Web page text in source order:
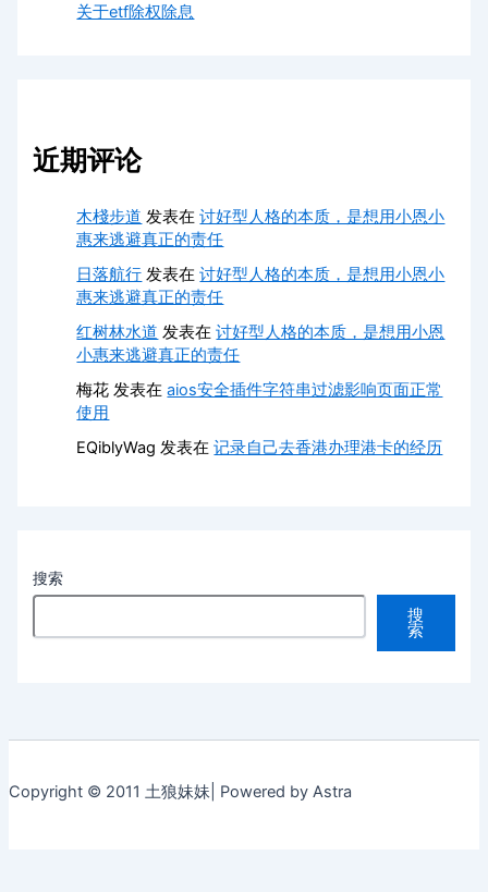
关于etf除权除息
近期评论
木棧步道 发表在讨好型人格的本质，是想用小恩小
惠来逃避真正的责任
日落航行 发表在讨好型人格的本质，是想用小恩小
惠来逃避真正的责任
红树林水道 发表在讨好型人格的本质，是想用小恩
小惠来逃避真正的责任
梅花 发表在aios安全插件字符串过滤影响页面正常
使用
EQiblyWag 发表在记录自己去香港办理港卡的经历
搜索
搜
索
Copyright © 2011 土狼妹妹| Powered by Astra